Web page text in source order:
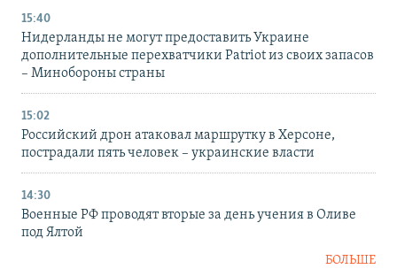
15:40
Нидерланды не могут предоставить Украине
дополнительные перехватчики Patriot из своих запасов
– Минобороны страны
15:02
Российский дрон атаковал маршрутку в Херсоне,
пострадали пять человек – украинские власти
14:30
Военные РФ проводят вторые за день учения в Оливе
под Ялтой
БОЛЬШЕ